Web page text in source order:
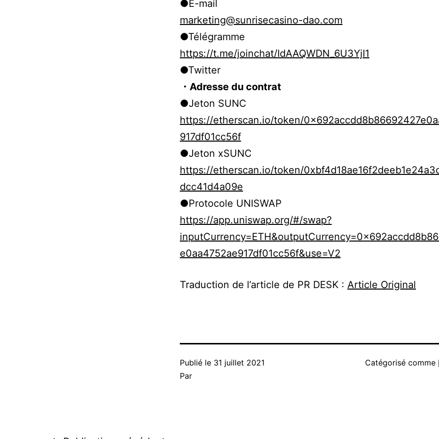
●E-mail
marketing@sunrisecasino-dao.com
●Télégramme
https://t.me/joinchat/IdAAQWDN_6U3YjI1
●Twitter
・Adresse du contrat
●Jeton SUNC
https://etherscan.io/token/
917df01cc56f
●Jeton xSUNC
https://etherscan.io/token/
dcc41d4a09e
●Protocole UNISWAP
https://app.uniswap.org/#/swap?
e0aa4752ae917df01cc56f&use=V2
Traduction de l’article de PR DESK : Article Original
Publié le 31 juillet 2021
Par
Catégorisé comme